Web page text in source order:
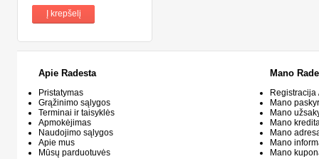
Į krepšelį
Apie Radesta
Pristatymas
Grąžinimo sąlygos
Terminai ir taisyklės
Apmokėjimas
Naudojimo sąlygos
Apie mus
Mūsų parduotuvės
Mano
Mano
Mano
Mano
Mano
Mano
Mano